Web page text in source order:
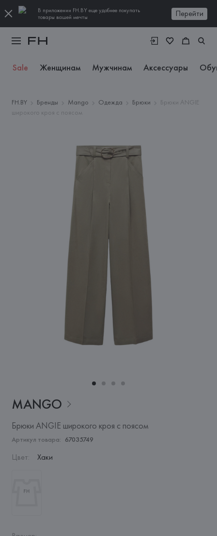
В приложении FH.BY еще удобнее покупать
товары вашей мечты
Перейти
Sale Женщинам Мужчинам Аксессуары
FH.BY Бренды Mango Одежда Брюки
Брюки ANGIE
широкого кроя с поясом
MANGO
Брюки ANGIE широкого кроя с поясом
Артикул товара: 67035749
Цвет: Хаки